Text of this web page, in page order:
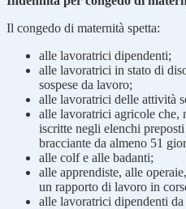
Il congedo di maternità spetta:
alle lavoratrici dipendenti;
alle lavoratrici in stato di
sospese da lavoro;
alle lavoratrici delle attività
alle lavoratrici agricole che,
iscritte negli elenchi
bracciante da almeno 51
alle colf e alle badanti;
alle apprendiste, alle
un rapporto di lavoro in
alle lavoratrici dipendenti